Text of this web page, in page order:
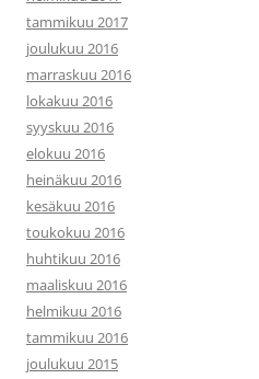
tammikuu 2017
joulukuu 2016
marraskuu 2016
lokakuu 2016
syyskuu 2016
elokuu 2016
heinäkuu 2016
kesäkuu 2016
toukokuu 2016
huhtikuu 2016
maaliskuu 2016
helmikuu 2016
tammikuu 2016
joulukuu 2015